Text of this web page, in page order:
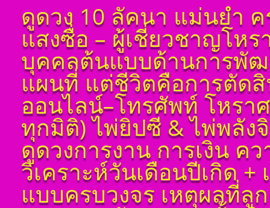
ในพื้นดวงชาตา
ตั้งชื่อมงคลคนเกิดวัน
พุธ ตั้งชื่อดี เป็นมงคล
ชื่อมงคล ตั้งชื่อ เลข
ศาสตร์ มหาทักษา พลัง
ดาวพระเคราะห์ ตั้ง
ดวงถอดดาวด้วยโหรา
ศาตร์ ๑๐ ลัคนา ออกมา
เป็นจุดอ่อนจุดแข็ง
แก้ไขข้อบกพร่องในพื้น
ดวงชาตา
ตั้งชื่อมงคลคนเกิดวัน
พฤหัสบดี ตั้งชื่อดี เป็น
มงคล ชื่อมงคล ตั้งชื่อ
เลขศาสตร์ มหาทักษา
พลังดาวพระเคราะห์
ตั้งดวงถอดดาวด้วย
ดูดวง 10 ลัคนา แม่นยำ
แสงซื่อ – ผู้เชี่ยวชาญโห
บุคคลต้นแบบด้านการพัฒ
แผนที่ แต่ชีวิตคือการตัด
ออนไลน์–โทรศัพท์ โหรา
ทุกมิติ) ไพ่ยิปซี & ไพ่พลัง
ดูดวงการงาน การเงิน ค
วิเคราะห์วันเดือนปีเกิด
แบบครบวงจร เหตุผลที่ลู